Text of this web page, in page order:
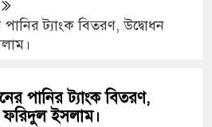
পানির ট্যাংক বিতরণ, উদ্বোধন
পানির ট্যাংক বিতরণ,
ইসলাম।